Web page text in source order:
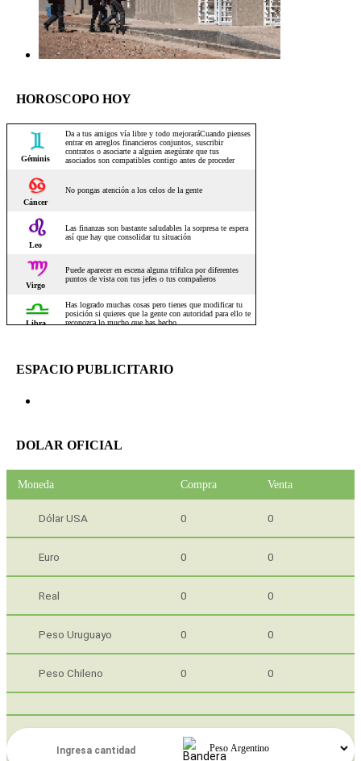
HOROSCOPO HOY
ESPACIO PUBLICITARIO
DOLAR OFICIAL
Moneda Compra Venta
Dólar USA 0 0
Euro 0 0
Real 0 0
Peso Uruguayo 0 0
Peso Chileno 0 0